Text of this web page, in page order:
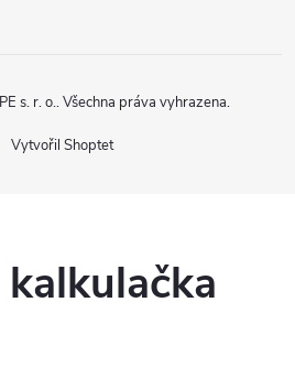
Vytvořil Shoptet
s. r. o.. Všechna práva vyhrazena.